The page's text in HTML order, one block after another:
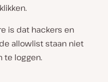
is dat hackers en
allowlist staan niet
te loggen.